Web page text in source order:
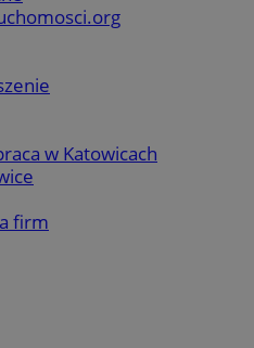
w Katowicach
firm